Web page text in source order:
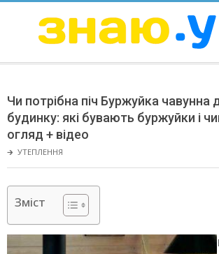
ЗНАЮ
Menu
Чи потрібна піч Буржуйка чавунна
будинку: які бувають буржуйки і
огляд + відео
🡲 УТЕПЛЕННЯ
Зміст